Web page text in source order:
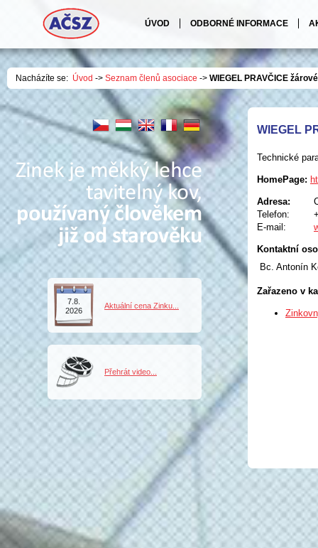
ÚVOD ODBORNÉ INFORMACE
Nacházíte se: Úvod -> Seznam členů asociace -> WIEGEL PRAVČICE
WIEGEL
Technické
HomePage:
Adresa:
Telefon:
E-mail:
Kontaktní
Bc. Antonín
Zařazeno v
7.8.
2026
Aktuální cena Zinku...
Přehrát video...